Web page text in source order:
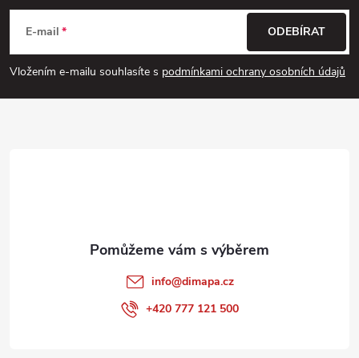
y
v
ý
p
a
E-mail
Vložením e-mailu souhlasíte s podmínkami ochrany osobních údajů
ODEBÍRAT
info@dimapa.cz
+420 777 121 500